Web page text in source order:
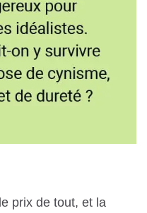
prix de tout, et la